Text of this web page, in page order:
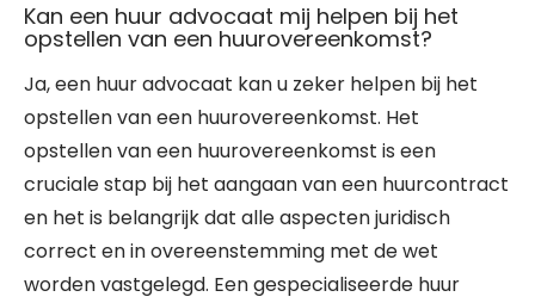
Kan een huur advocaat mij helpen bij het
opstellen van een huurovereenkomst?
Ja, een huur advocaat kan u zeker helpen bij het
opstellen van een huurovereenkomst. Het
opstellen van een huurovereenkomst is een
cruciale stap bij het aangaan van een huurcontract
en het is belangrijk dat alle aspecten juridisch
correct en in overeenstemming met de wet
worden vastgelegd. Een gespecialiseerde huur